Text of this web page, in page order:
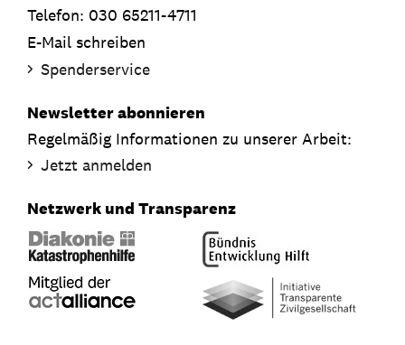
Telefon: 030 65211-4711
E-Mail schreiben
Spenderservice
Newsletter abonnieren
Regelmäßig Informationen zu unserer Arbeit:
Jetzt anmelden
Netzwerk und Transparenz